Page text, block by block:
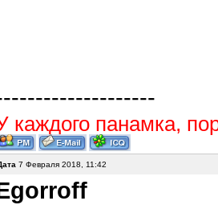
каждого панамка,
7 Февраля 2018, 11:42